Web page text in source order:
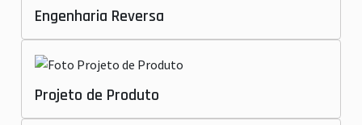
Engenharia Reversa
Projeto de Produto